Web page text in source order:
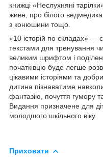
книжці «Неслухняні
живе, про білого
з конюшини тощо.
«10 історій по складах» —
текстами для тренування
великим шрифтом і
початківцю буде легше
цікавими історіями та
дитина пізнаватиме
фантазію, почуття гумору
Видання призначене для
молодшого шкільного віку.
Приховати